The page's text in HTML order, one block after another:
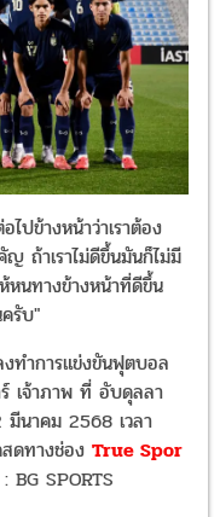
ปข้างหน้าว่าเราต้อง
ญ ถ้าเราไม่ดีขึ้นมันก็ไม่มี
หนทางข้างหน้าที่ดีขึ้น
รับ"
ทำการแข่งขันฟุตบอล
เจ้าภาพ ที่ อับดุลลา
มีนาคม 2568 เวลา
ดทางช่อง True Spor
SPORTS